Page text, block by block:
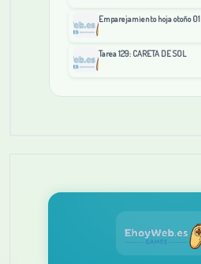
Emparejamiento hoja otoño 01
Tarea 129: CARETA DE SOL